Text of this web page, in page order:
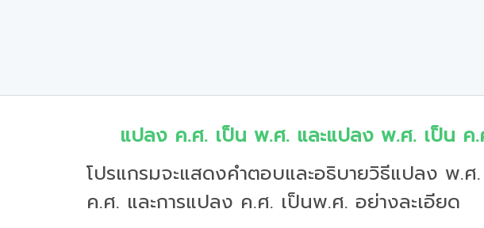
แปลง ค.ศ. เป็น พ.ศ. และแปลง พ.ศ. เป็น ค.
โปรแกรมจะแสดงคำตอบและอธิบายวิธีแปลง พ.ศ
ค.ศ. และการแปลง ค.ศ. เป็นพ.ศ. อย่างละเอียด